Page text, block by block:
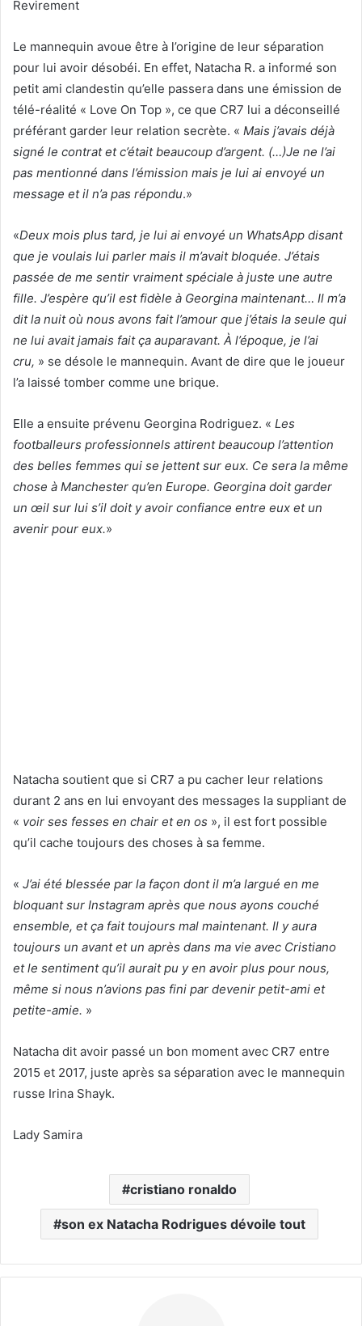
Revirement
Le mannequin avoue être à l’origine de leur séparation
pour lui avoir désobéi. En effet, Natacha R. a informé son
petit ami clandestin qu’elle passera dans une émission de
télé-réalité « Love On Top », ce que CR7 lui a déconseillé
préférant garder leur relation secrète. « Mais j’avais déjà
signé le contrat et c’était beaucoup d’argent. (…)Je ne l’ai
pas mentionné dans l’émission mais je lui ai envoyé un
message et il n’a pas répondu.»
«Deux mois plus tard, je lui ai envoyé un WhatsApp disant
que je voulais lui parler mais il m’avait bloquée. J’étais
passée de me sentir vraiment spéciale à juste une autre
fille. J’espère qu’il est fidèle à Georgina maintenant… Il m’a
dit la nuit où nous avons fait l’amour que j’étais la seule qui
ne lui avait jamais fait ça auparavant. À l’époque, je l’ai
cru, » se désole le mannequin. Avant de dire que le joueur
l’a laissé tomber comme une brique.
Elle a ensuite prévenu Georgina Rodriguez. « Les
footballeurs professionnels attirent beaucoup l’attention
des belles femmes qui se jettent sur eux. Ce sera la même
chose à Manchester qu’en Europe. Georgina doit garder
un œil sur lui s’il doit y avoir confiance entre eux et un
avenir pour eux.»
Natacha soutient que si CR7 a pu cacher leur relations
durant 2 ans en lui envoyant des messages la suppliant de
« voir ses fesses en chair et en os », il est fort possible
qu’il cache toujours des choses à sa femme.
« J’ai été blessée par la façon dont il m’a largué en me
bloquant sur Instagram après que nous ayons couché
ensemble, et ça fait toujours mal maintenant. Il y aura
toujours un avant et un après dans ma vie avec Cristiano
et le sentiment qu’il aurait pu y en avoir plus pour nous,
même si nous n’avions pas fini par devenir petit-ami et
petite-amie. »
Natacha dit avoir passé un bon moment avec CR7 entre
2015 et 2017, juste après sa séparation avec le mannequin
russe Irina Shayk.
Lady Samira
cristiano ronaldo
son ex Natacha Rodrigues dévoile tout